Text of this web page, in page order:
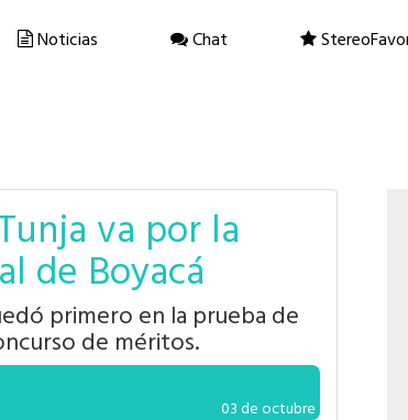
Noticias Chat
va por la
de Boyacá
primero en la prueba de
de méritos.
03 de octubre